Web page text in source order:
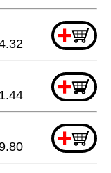
+
+
1.44
+